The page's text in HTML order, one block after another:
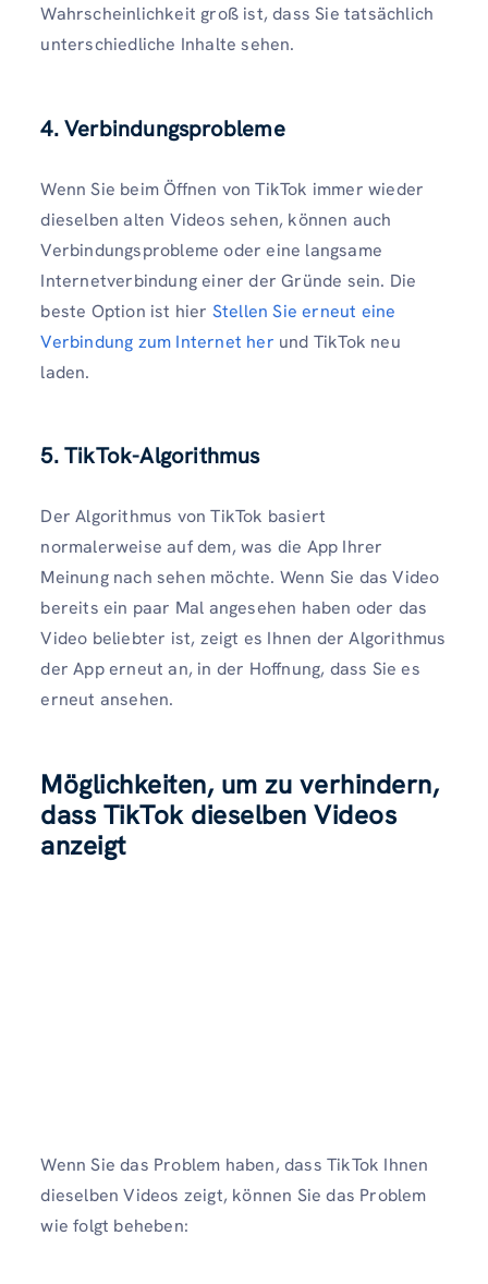
Wahrscheinlichkeit groß ist, dass Sie tatsächlich
unterschiedliche Inhalte sehen.
4. Verbindungsprobleme
Wenn Sie beim Öffnen von TikTok immer wieder
dieselben alten Videos sehen, können auch
Verbindungsprobleme oder eine langsame
Internetverbindung einer der Gründe sein. Die
beste Option ist hier Stellen Sie erneut eine
Verbindung zum Internet her und TikTok neu
laden.
5. TikTok-Algorithmus
Der Algorithmus von TikTok basiert
normalerweise auf dem, was die App Ihrer
Meinung nach sehen möchte. Wenn Sie das Video
bereits ein paar Mal angesehen haben oder das
Video beliebter ist, zeigt es Ihnen der Algorithmus
der App erneut an, in der Hoffnung, dass Sie es
erneut ansehen.
Möglichkeiten, um zu verhindern,
dass TikTok dieselben Videos
anzeigt
Wenn Sie das Problem haben, dass TikTok Ihnen
dieselben Videos zeigt, können Sie das Problem
wie folgt beheben: